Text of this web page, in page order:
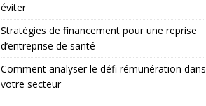
éviter
Stratégies de financement pour une reprise
d’entreprise de santé
Comment analyser le défi rémunération dans
votre secteur